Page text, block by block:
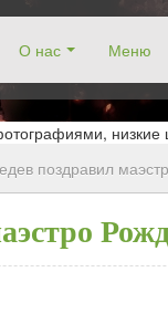
О нас Меню
в Новокосино,
поздравил